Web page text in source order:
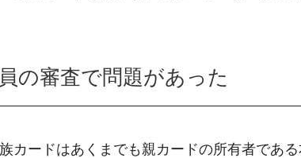
の審査で問題があった
カードはあくまでも親カードの所有者であ